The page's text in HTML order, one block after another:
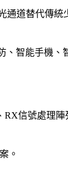
通道替代傳
智能手機、
信號處理
。